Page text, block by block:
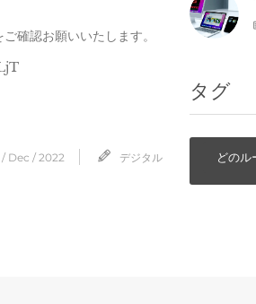
確認お願いいたします。
/ Dec / 2022 デジタル
タグ
どのル